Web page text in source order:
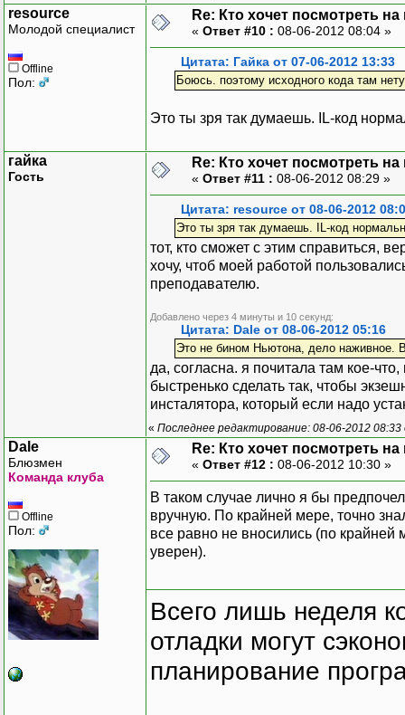
resource
Молодой специалист
Offline
Пол:
Re: Кто хочет посмотреть
« Ответ #10 : 08-06-2012 08:04 »
Цитата: Гайка от 07-06-2012 13:33
Боюсь. поэтому исходного кода там
Это ты зря так думаешь. IL-код
гайка
Гость
Re: Кто хочет посмотреть
« Ответ #11 : 08-06-2012 08:29 »
Цитата: resource от 08-06-2012
Это ты зря так думаешь. IL-код
тот, кто сможет с этим справиться,
хочу, чтоб моей работой
преподавателю.
Добавлено через 4 минуты и 10 секунд:
Цитата: Dale от 08-06-2012 05:16
Это не бином Ньютона, дело наживное.
да, согласна. я почитала там кое-
быстренько сделать так, чтобы
инсталятора, который если надо
« Последнее редактирование: 08-06-2012 08:33
Dale
Блюзмен
Команда клуба
Offline
Пол:
Re: Кто хочет посмотреть
« Ответ #12 : 08-06-2012 10:30 »
В таком случае лично я бы
вручную. По крайней мере, точно
все равно не вносились (по крайней
уверен).
Всего лишь неделя
отладки могут
планирование